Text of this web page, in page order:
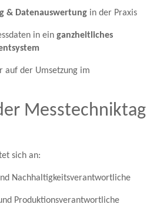
& Datenauswertung in der Praxis
in ein ganzheitliches
auf der Umsetzung im
Messtechniktag
sich an:
Nachhaltigkeitsverantwortliche
Produktionsverantwortliche